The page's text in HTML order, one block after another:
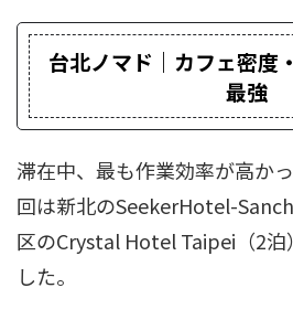
台北ノマド｜カフェ密度
最強
滞在中、最も作業効率が高か
回は新北のSeekerHotel-
区のCrystal Hotel Taipei（2泊
した。